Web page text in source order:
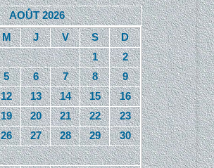
AOÛT 2026
M J V S D
1
2
5 6 7 8
9
12 13 14 15
16
19 20 21 22
23
26 27 28 29
30